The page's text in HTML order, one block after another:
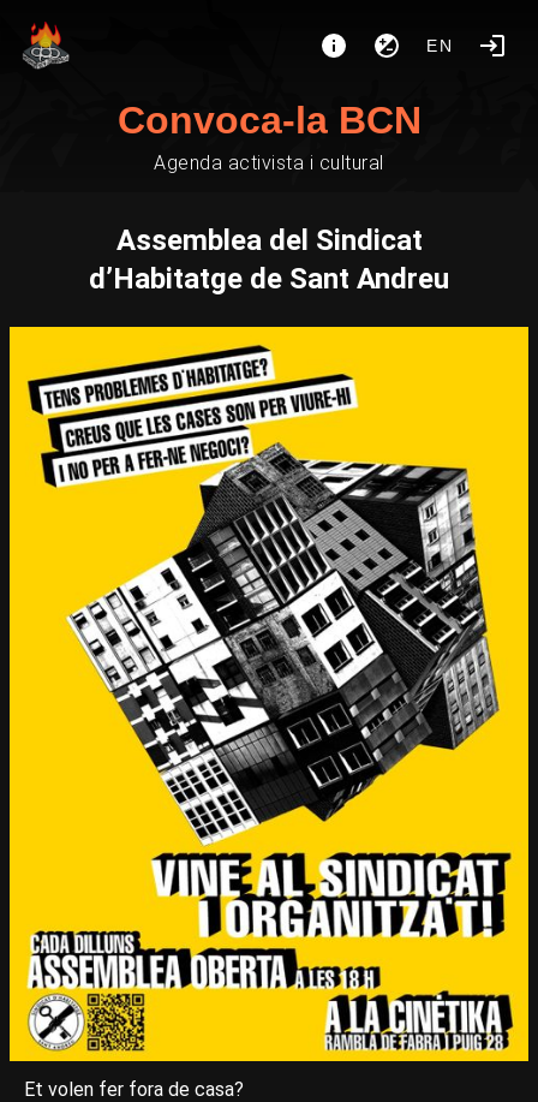
EN
Convoca-la BCN
Agenda activista i cultural
Assemblea del Sindicat
d’Habitatge de Sant Andreu
Et volen fer fora de casa?